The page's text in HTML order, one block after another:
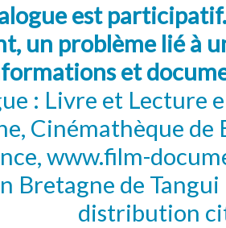
est
un problème lié à
et
: Livre et Lecture
Cinémathèque de
www.film-
Bretagne de
distribution